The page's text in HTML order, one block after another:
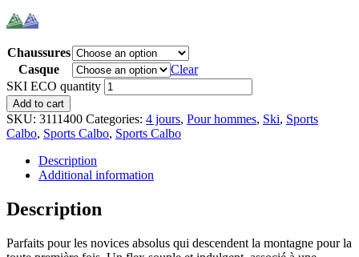
Chaussures
Casque
Clear
SKI ECO quantity
Add to cart
SKU: 3111400 Categories: 4 jours, Pour hommes, Ski, Sports
Calbo, Sports Calbo, Sports Calbo
Description
Additional information
Description
Parfaits pour les novices absolus qui descendent la montagne pour la